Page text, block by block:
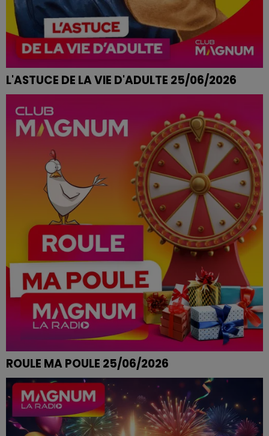
L'ASTUCE DE LA VIE D'ADULTE 25/06/2026
CRISE DE HOQUET INCONTROLABLE
ROULE MA POULE 25/06/2026
AVEC YANNICK DE BOUXIERES AUX BOIS